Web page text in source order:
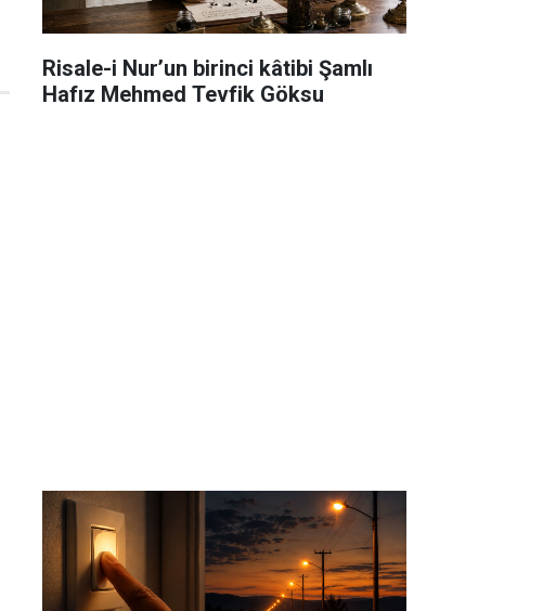
Risale-i Nur’un birinci kâtibi Şamlı
Hafız Mehmed Tevfik Göksu